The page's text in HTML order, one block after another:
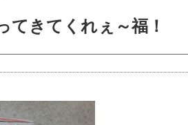
てきてくれぇ～福！